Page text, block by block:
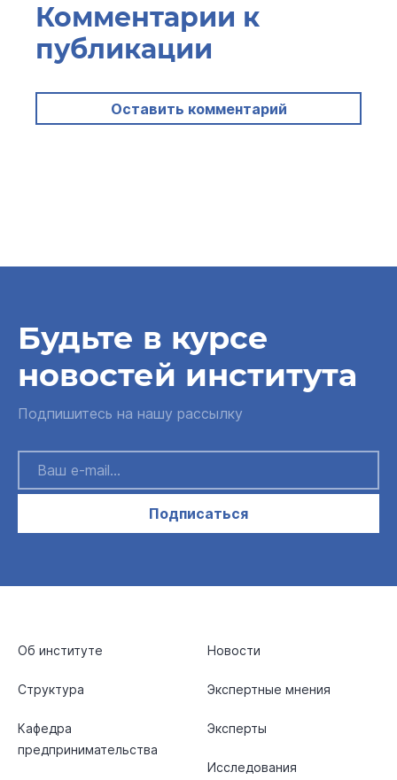
Комментарии к
публикации
Оставить комментарий
Будьте в курсе
новостей института
Подпишитесь на нашу рассылку
Подписаться
Об институте
Структура
Кафедра
предпринимательства
Новости
Экспертные мнения
Эксперты
Исследования